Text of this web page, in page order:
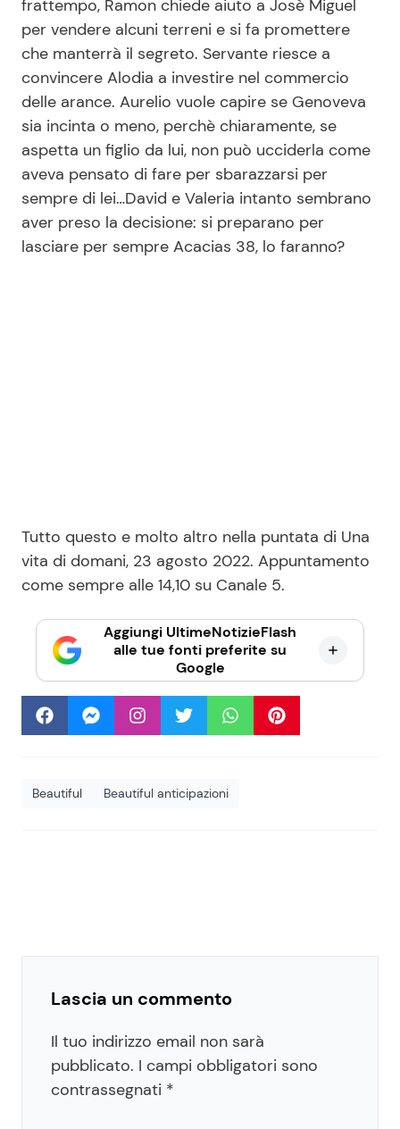
frattempo, Ramon chiede aiuto a Josè Miguel
per vendere alcuni terreni e si fa promettere
che manterrà il segreto. Servante riesce a
convincere Alodia a investire nel commercio
delle arance. Aurelio vuole capire se Genoveva
sia incinta o meno, perchè chiaramente, se
aspetta un figlio da lui, non può ucciderla come
aveva pensato di fare per sbarazzarsi per
sempre di lei…David e Valeria intanto sembrano
aver preso la decisione: si preparano per
lasciare per sempre Acacias 38, lo faranno?
Tutto questo e molto altro nella puntata di Una
vita di domani, 23 agosto 2022. Appuntamento
come sempre alle 14,10 su Canale 5.
Aggiungi UltimeNotizieFlash
alle tue fonti preferite su
Google
Beautiful Beautiful anticipazioni
Lascia un commento
Il tuo indirizzo email non sarà
pubblicato. I campi obbligatori sono
contrassegnati *